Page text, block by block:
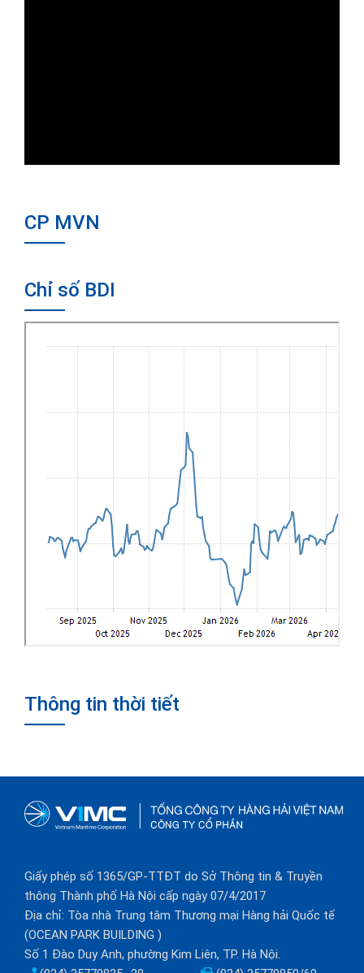
CP MVN
Chỉ số BDI
Thông tin thời tiết
Giấy phép số 1365/GP-TTĐT do Sở Thông tin & Truyền
thông Thành phố Hà Nội cấp ngày 07/4/2017
Địa chỉ: Tòa nhà Trung tâm Thương mại Hàng hải Quốc tế
(OCEAN PARK BUILDING )
Số 1 Đào Duy Anh, phường Kim Liên, TP. Hà Nội.